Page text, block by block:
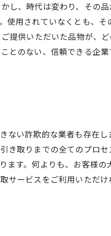
し、時代は変わり、その
使用されていなくとも、そ
提供いただいた品物が、
とのない、信頼できる企業
ない詐欺的な業者も存在し
き取りまでの全てのプロ
ます。何よりも、お客様の
サービスをご利用いただ